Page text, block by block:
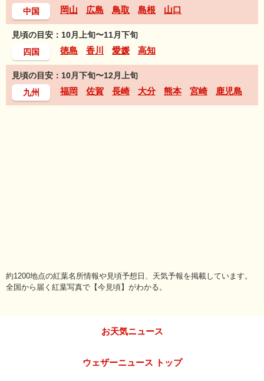
中国
岡山 広島 鳥取 島根 山口
見頃の目安：10月上旬〜11月下旬
四国
徳島 香川 愛媛 高知
見頃の目安：10月下旬〜12月上旬
九州
福岡 佐賀 長崎 大分 熊本 宮崎 鹿児島
約1200地点の紅葉名所情報や見頃予想日、天気予報を掲載しています。
全国から届く紅葉写真で【今見頃】がわかる。
お天気ニュース
ウェザーニュース トップ